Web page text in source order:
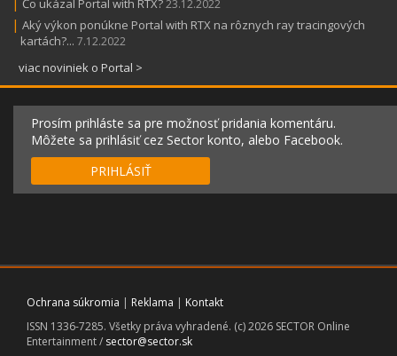
Čo ukázal Portal with RTX?23.12.2022
| Aký výkon ponúkne Portal with RTX na rôznych ray tracingových
kartách?... 7.12.2022
viac noviniek o Portal >
Prosím prihláste sa pre možnosť pridania komentáru.
Môžete sa prihlásiť cez Sector konto, alebo Facebook.
PRIHLÁSIŤ
Ochrana súkromia | Reklama | Kontakt
ISSN 1336-7285. Všetky práva vyhradené. (c) 2026 SECTOR Online
Entertainment / sector@sector.sk